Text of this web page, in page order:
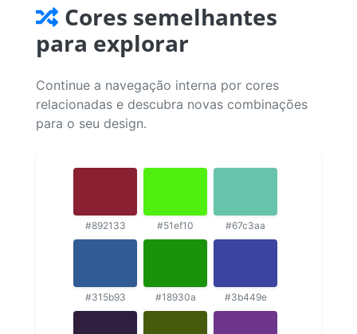
Cores semelhantes
para explorar
Continue a navegação interna por cores
relacionadas e descubra novas combinações
para o seu design.
#892133 #51ef10 #67c3aa
#315b93 #18930a #3b449e